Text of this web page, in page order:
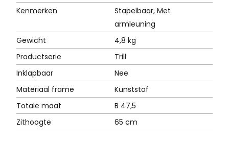
Kenmerken
Stapelbaar, Met
armleuning
Gewicht
4,8 kg
Productserie
Trill
Inklapbaar
Nee
Materiaal frame
Kunststof
Totale maat
B 47,5
Zithoogte
65 cm